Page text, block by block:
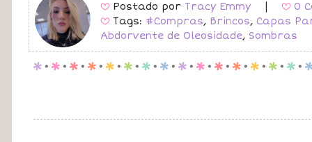
B Postado por Tracy Emmy B 0
B Tags: #Compras, Brincos, Capas
Abdorvente de Oleosidade, Sombras
p . p . p . p . p . p . p . p . p . p . p . p . p . p . p .